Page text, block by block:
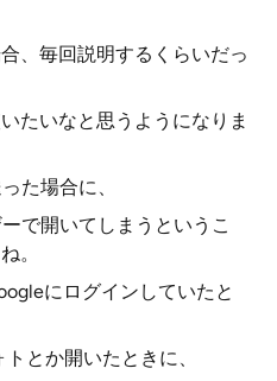
、毎回説明するくらいだっ
たいなと思うようになりま
た場合に、
で開いてしまうというこ
。
にログインしていたと
とか開いたときに、